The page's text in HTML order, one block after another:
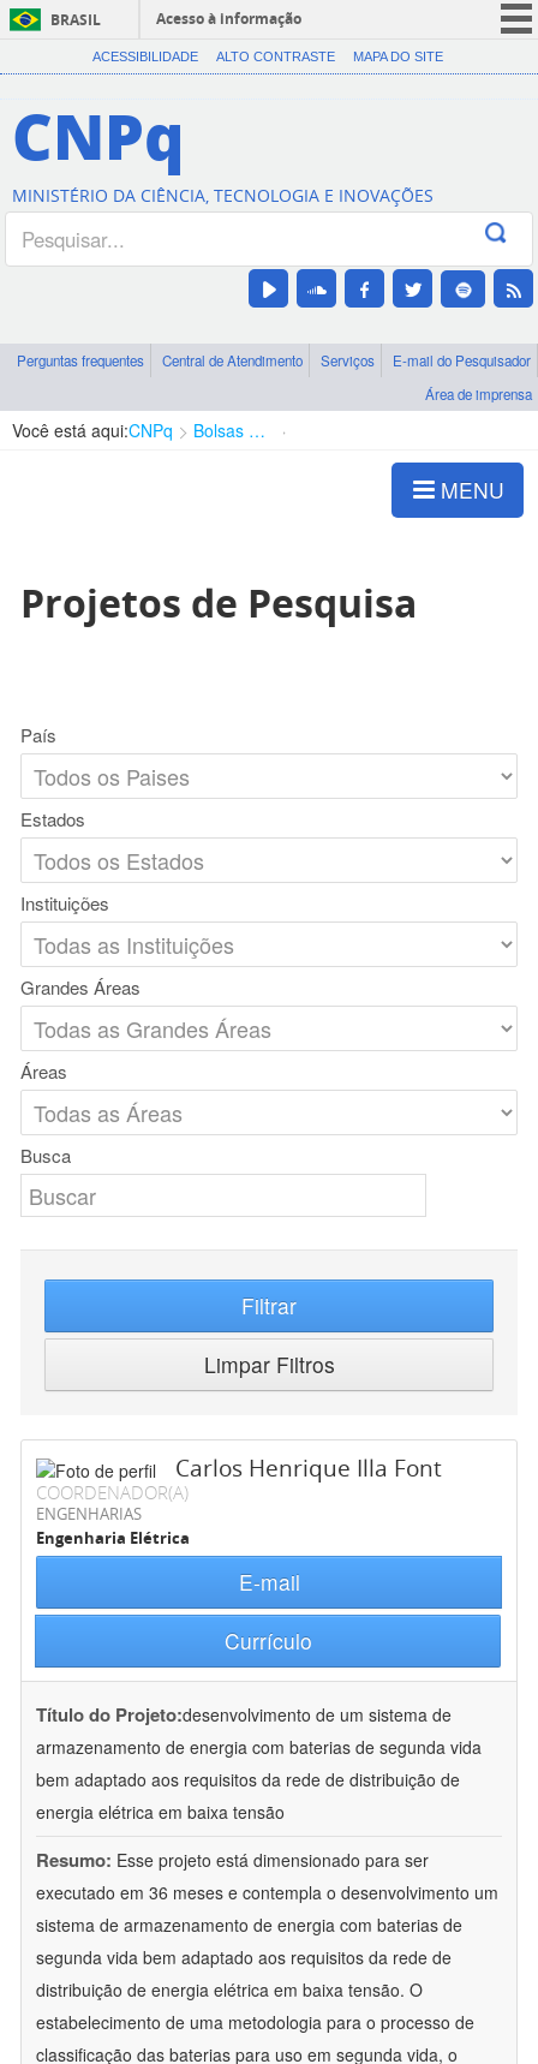
BRASIL
Acesso à informação
CORONAVÍRUS (COVID-19)
Canais
ACESSIBILIDADE ALTO CONTRASTE MAPA DO SITE
CNPq
MINISTÉRIO DA CIÊNCIA, TECNOLOGIA E INOVAÇÕES
Perguntas frequentes Central de Atendimento Serviços
E-mail do Pesquisador
Área de imprensa
Você está aqui:CNPq Bolsas e Auxílios Vigentes
MENU
Projetos de Pesquisa
País
Estados
Instituições
Grandes Áreas
Áreas
Busca
Filtrar
Limpar Filtros
Carlos Henrique Illa Font
COORDENADOR(A)
ENGENHARIAS
Engenharia Elétrica
E-mail
Currículo
Título do Projeto:desenvolvimento de um sistema de
armazenamento de energia com baterias de segunda vida
bem adaptado aos requisitos da rede de distribuição de
energia elétrica em baixa tensão
Resumo: Esse projeto está dimensionado para ser
executado em 36 meses e contempla o desenvolvimento um
sistema de armazenamento de energia com baterias de
segunda vida bem adaptado aos requisitos da rede de
distribuição de energia elétrica em baixa tensão. O
estabelecimento de uma metodologia para o processo de
classificação das baterias para uso em segunda vida, o